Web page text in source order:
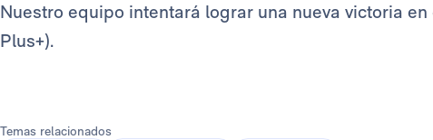
Nuestro equipo intentará lograr una nueva victoria
Plus+).
Temas relacionados